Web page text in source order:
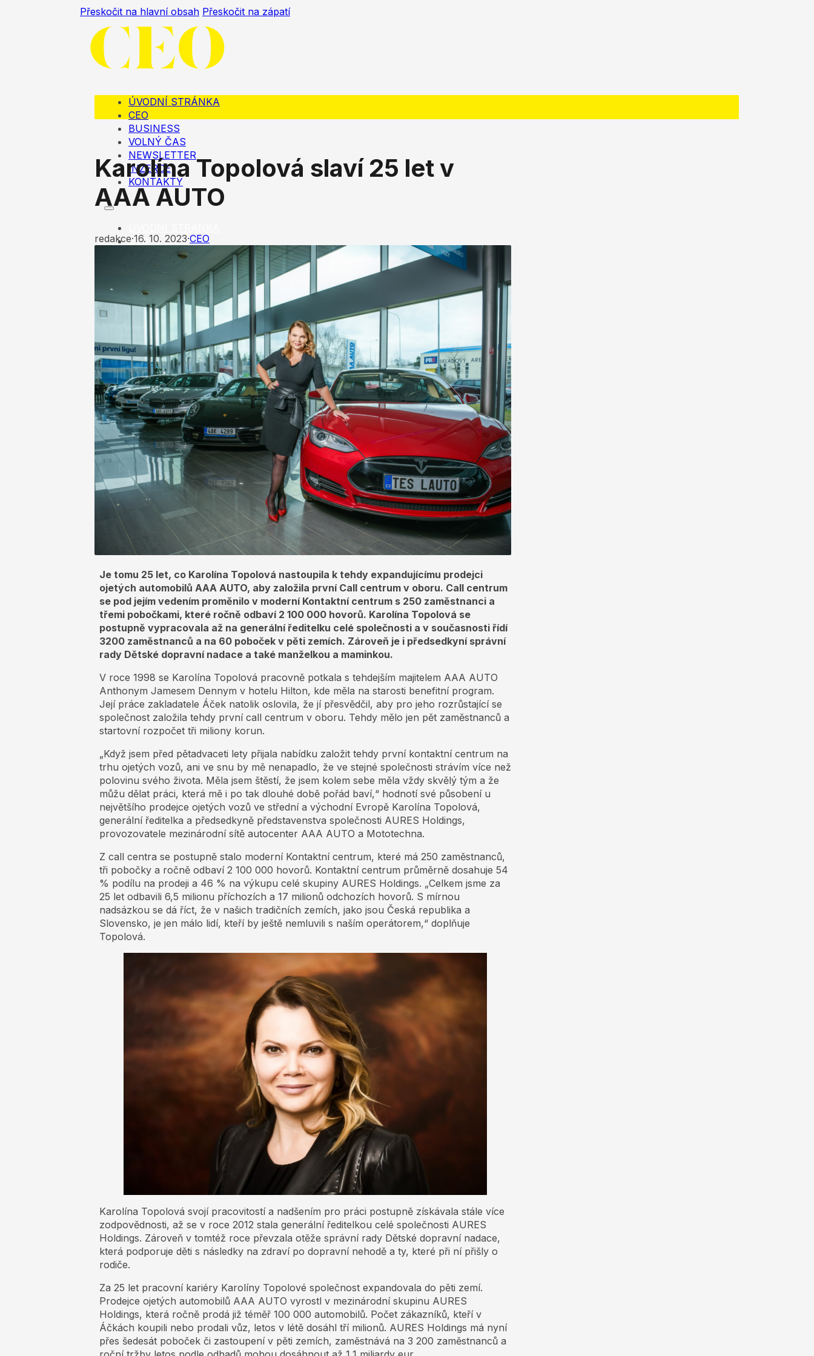
Přeskočit na hlavní obsah Přeskočit na zápatí
ÚVODNÍ STRÁNKA
CEO
BUSINESS
VOLNÝ ČAS
NEWSLETTER
INZERCE
KONTAKTY
CEO
BUSINESS
VOLNÝ ČAS
NEWSLETTER
INZERCE
KONTAKTY
Karolína Topolová slaví 25 let v
AAA AUTO
redakce·16. 10. 2023·CEO
Je tomu 25 let, co Karolína Topolová nastoupila k tehdy expandujícímu prodejci
ojetých automobilů AAA AUTO, aby založila první Call centrum v oboru. Call centrum
se pod jejím vedením proměnilo v moderní Kontaktní centrum s 250 zaměstnanci a
třemi pobočkami, které ročně odbaví 2 100 000 hovorů. Karolína Topolová se
postupně vypracovala až na generální ředitelku celé společnosti a v současnosti řídí
3200 zaměstnanců a na 60 poboček v pěti zemích. Zároveň je i předsedkyní správní
rady Dětské dopravní nadace a také manželkou a maminkou.
V roce 1998 se Karolína Topolová pracovně potkala s tehdejším majitelem AAA AUTO
Anthonym Jamesem Dennym v hotelu Hilton, kde měla na starosti benefitní program.
Její práce zakladatele Áček natolik oslovila, že jí přesvědčil, aby pro jeho rozrůstající se
společnost založila tehdy první call centrum v oboru. Tehdy mělo jen pět zaměstnanců a
startovní rozpočet tři miliony korun.
„Když jsem před pětadvaceti lety přijala nabídku založit tehdy první kontaktní centrum na
trhu ojetých vozů, ani ve snu by mě nenapadlo, že ve stejné společnosti strávím více než
polovinu svého života. Měla jsem štěstí, že jsem kolem sebe měla vždy skvělý tým a že
můžu dělat práci, která mě i po tak dlouhé době pořád baví,“ hodnotí své působení u
největšího prodejce ojetých vozů ve střední a východní Evropě Karolína Topolová,
generální ředitelka a předsedkyně představenstva společnosti AURES Holdings,
provozovatele mezinárodní sítě autocenter AAA AUTO a Mototechna.
Z call centra se postupně stalo moderní Kontaktní centrum, které má 250 zaměstnanců,
tři pobočky a ročně odbaví 2 100 000 hovorů. Kontaktní centrum průměrně dosahuje 54
% podílu na prodeji a 46 % na výkupu celé skupiny AURES Holdings. „Celkem jsme za
25 let odbavili 6,5 milionu příchozích a 17 milionů odchozích hovorů. S mírnou
nadsázkou se dá říct, že v našich tradičních zemích, jako jsou Česká republika a
Slovensko, je jen málo lidí, kteří by ještě nemluvili s naším operátorem,“ doplňuje
Topolová.
Karolína Topolová svojí pracovitostí a nadšením pro práci postupně získávala stále více
zodpovědnosti, až se v roce 2012 stala generální ředitelkou celé společnosti AURES
Holdings. Zároveň v tomtéž roce převzala otěže správní rady Dětské dopravní nadace,
která podporuje děti s následky na zdraví po dopravní nehodě a ty, které při ní přišly o
rodiče.
Za 25 let pracovní kariéry Karolíny Topolové společnost expandovala do pěti zemí.
Prodejce ojetých automobilů AAA AUTO vyrostl v mezinárodní skupinu AURES
Holdings, která ročně prodá již téměř 100 000 automobilů. Počet zákazníků, kteří v
Áčkách koupili nebo prodali vůz, letos v létě dosáhl tří milionů. AURES Holdings má nyní
přes šedesát poboček či zastoupení v pěti zemích, zaměstnává na 3 200 zaměstnanců a